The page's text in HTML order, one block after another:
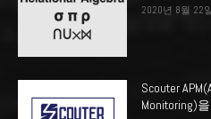
2020년 8월 22일
Scouter
Monitoring)